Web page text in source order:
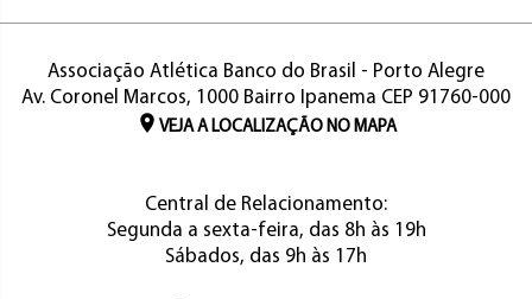
Associação Atlética Banco do Brasil - Porto Alegre
Av. Coronel Marcos, 1000 Bairro Ipanema CEP 91760-000
VEJA A LOCALIZAÇÃO NO MAPA
Central de Relacionamento:
Segunda a sexta-feira, das 8h às 19h
Sábados, das 9h às 17h